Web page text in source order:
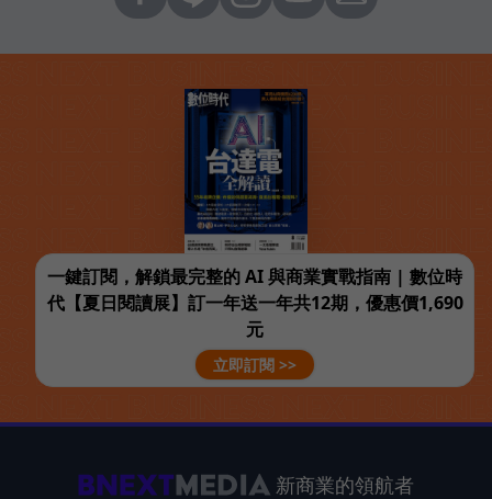
一鍵訂閱，解鎖最完整的 AI 與商業實戰指南 | 數位時
代【夏日閱讀展】訂一年送一年共12期，優惠價1,690
元
立即訂閱 >>
新商業的領航者